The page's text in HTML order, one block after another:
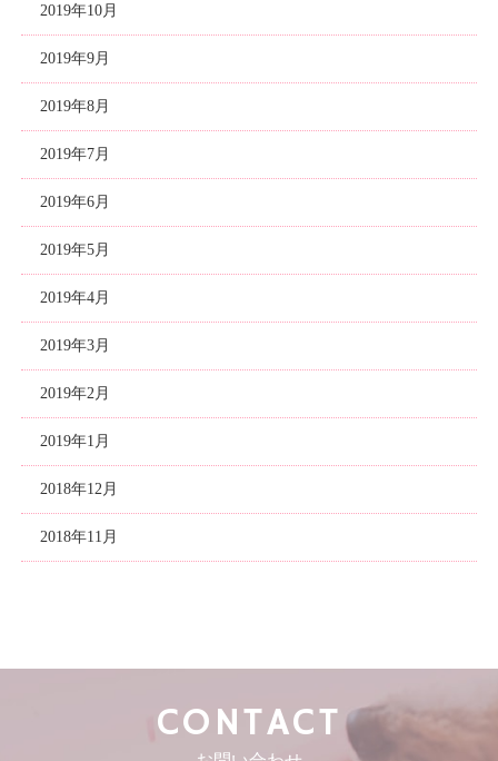
2019年10月
2019年9月
2019年8月
2019年7月
2019年6月
2019年5月
2019年4月
2019年3月
2019年2月
2019年1月
2018年12月
2018年11月
CONTACT